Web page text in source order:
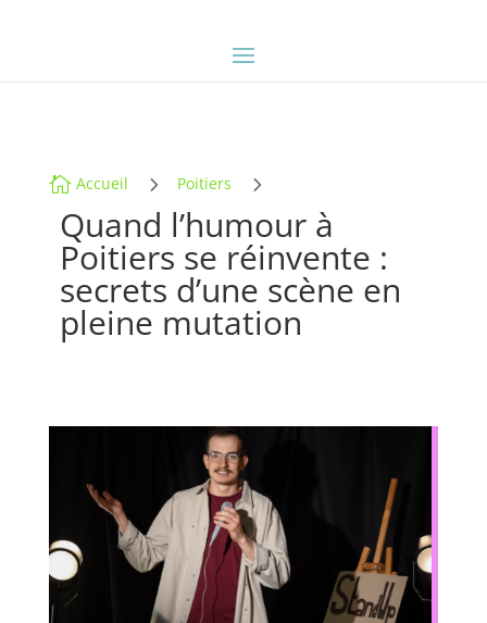
 Accueil 5 Poitiers 5
Quand l’humour à
Poitiers se réinvente :
secrets d’une scène en
pleine mutation